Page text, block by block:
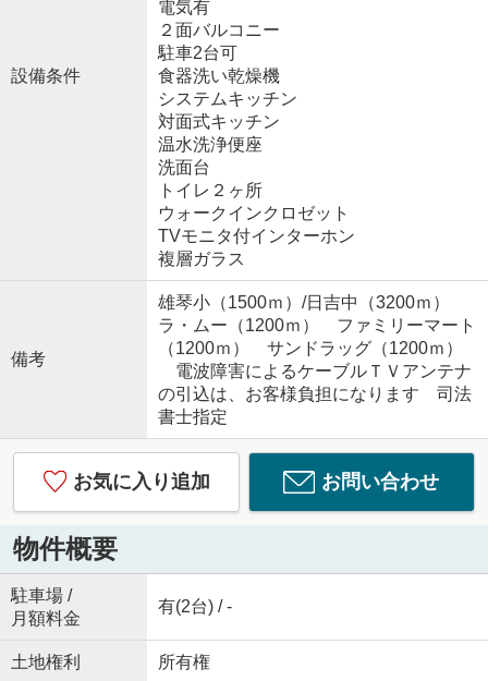
設備条件
電気有
２面バルコニー
駐車2台可
食器洗い乾燥機
システムキッチン
対面式キッチン
温水洗浄便座
洗面台
トイレ２ヶ所
ウォークインクロゼット
TVモニタ付インターホン
複層ガラス
備考
雄琴小（1500ｍ）/日吉中（3200ｍ）
ラ・ムー（1200ｍ） ファミリーマート
（1200ｍ） サンドラッグ（1200ｍ）
電波障害によるケーブルＴＶアンテナ
の引込は、お客様負担になります 司法
書士指定
お気に入り追加 お問い合わせ
物件概要
駐車場 /
月額料金
有(2台) / -
土地権利 所有権